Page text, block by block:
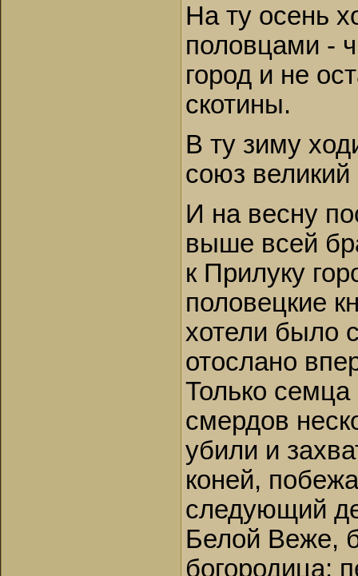
На ту осень
половцами -
город и не
скотины.
В ту зиму
союз
И на весну
выше всей
к Прилуку
половецкие
хотели было
отослано
Только
смердов
убили и
коней,
следующий
Белой Веже,
богородица: